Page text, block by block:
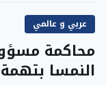
عربي و عالمي
محاكمة
النمسا